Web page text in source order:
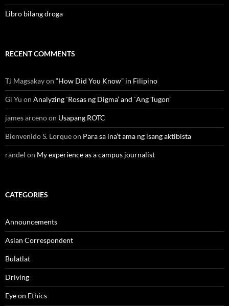
Libro bilang droga
RECENT COMMENTS
TJ Magsakayon “How Did You Know” in Filipino
Gi Yu on Analyzing `Rosas ng Digma’ and `Ang Tugon’
james arcenoon Usapang ROTC
Bienvenido S. Lorqueon Para sa ina’t ama ng isang aktibista
randel on My experience as a campus journalist
CATEGORIES
Announcements
Asian Correspondent
Bulatlat
Driving
Eye on Ethics